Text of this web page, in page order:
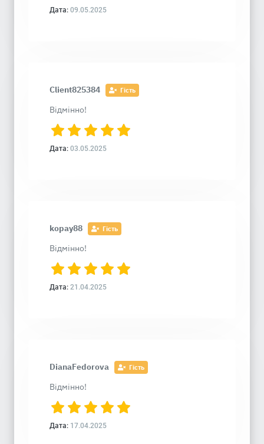
Дата: 09.05.2025
Client825384 Гість
Відмінно!
Дата: 03.05.2025
kopay88 Гість
Відмінно!
Дата: 21.04.2025
DianaFedorova Гість
Відмінно!
Дата: 17.04.2025